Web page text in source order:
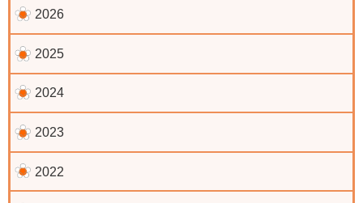
2026
2025
2024
2023
2022